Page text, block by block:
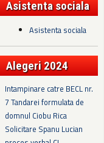
Asistenta sociala
Asistenta sociala
Alegeri 2024
Intampinare catre BECL nr.
7 Tandarei formulata de
domnul Ciobu Rica
Solicitare Spanu Lucian